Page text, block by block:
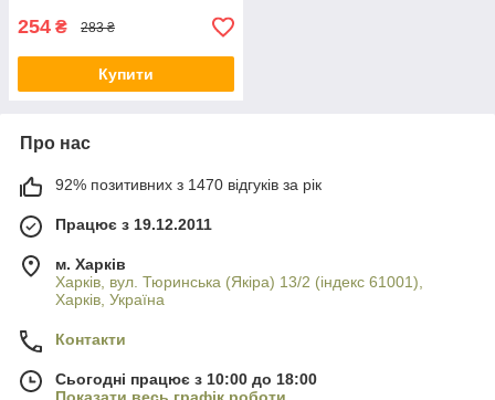
254 ₴ 283 ₴
Купити
Про нас
92% позитивних з 1470 відгуків за рік
Працює з 19.12.2011
м. Харків
Харків, вул. Тюринська (Якіра) 13/2 (індекс 61001),
Харків, Україна
Контакти
Сьогодні працює з 10:00 до 18:00